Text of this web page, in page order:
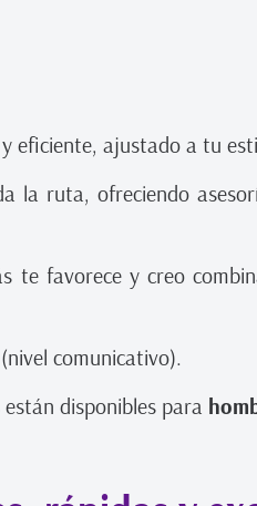
eficiente, ajustado a tu
la ruta, ofreciendo
te favorece y creo
(nivel comunicativo).
disponibles para